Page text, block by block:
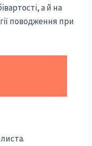
а й на
поводження при